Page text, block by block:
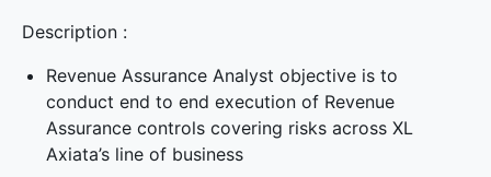
Description :
Revenue Assurance Analyst objective is to
conduct end to end execution of Revenue
Assurance controls covering risks across XL
Axiata’s line of business